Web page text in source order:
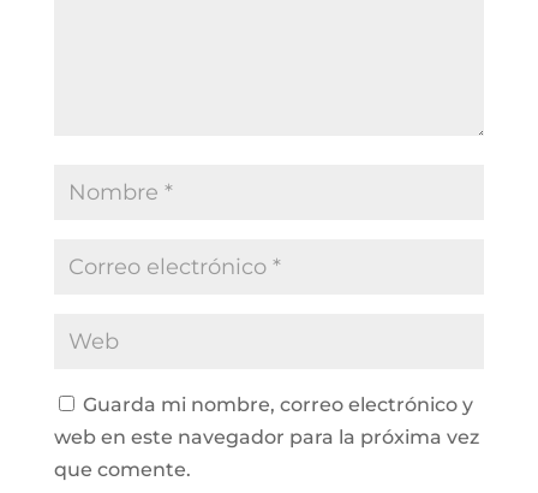
Guarda mi nombre, correo electrónico y
web en este navegador para la próxima vez
que comente.